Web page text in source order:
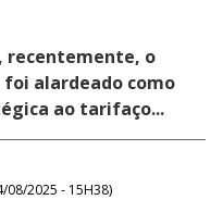
recentemente, o
foi alardeado como
ao tarifaço...
08/2025 - 15H38)